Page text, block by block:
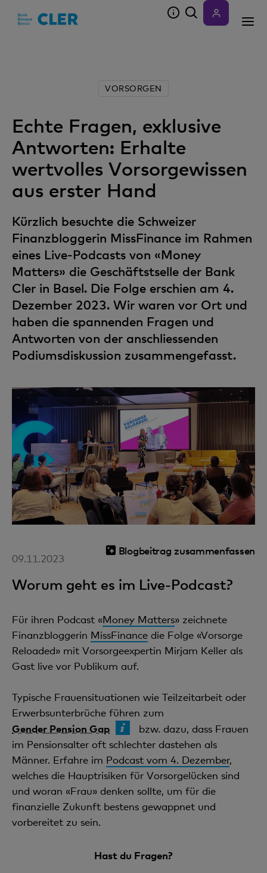
VORSORGEN
Echte Fragen, exklusive
Antworten: Erhalte
wertvolles Vorsorgewissen
aus erster Hand
Kürzlich besuchte die Schweizer
Finanzbloggerin MissFinance im Rahmen
eines Live-Podcasts von «Money
Matters» die Geschäftstselle der Bank
Cler in Basel. Die Folge erschien am 4.
Dezember 2023. Wir waren vor Ort und
haben die spannenden Fragen und
Antworten von der anschliessenden
Podiumsdiskussion zusammengefasst.
Blogbeitrag zusammenfassen
09.11.2023
Worum geht es im Live-Podcast?
Für ihren Podcast «Money Matters» zeichnete
Finanzbloggerin MissFinance die Folge «Vorsorge
Reloaded» mit Vorsorgeexpertin Mirjam Keller als
Gast live vor Publikum auf.
Typische Frauensituationen wie Teilzeitarbeit oder
Erwerbsunterbrüche führen zum
Gender Pension Gap
bzw. dazu, dass Frauen
im Pensionsalter oft schlechter dastehen als
Männer. Erfahre im Podcast vom 4. Dezember,
welches die Hauptrisiken für Vorsorgelücken sind
und woran «Frau» denken sollte, um für die
finanzielle Zukunft bestens gewappnet und
vorbereitet zu sein.
Hast du Fragen?